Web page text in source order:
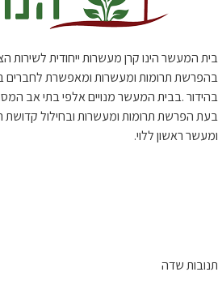
בית המעשר הינו קרן מעשרות ייחודית
בהפרשת תרומות ומעשרות ומאפשרת לחברים
בהידור .בבית המעשר מנויים אלפי בתי אב
בעת הפרשת תרומות ומעשרות ובחילול קדושת
ומעשר ראשון ללוי.
תנובות שדה